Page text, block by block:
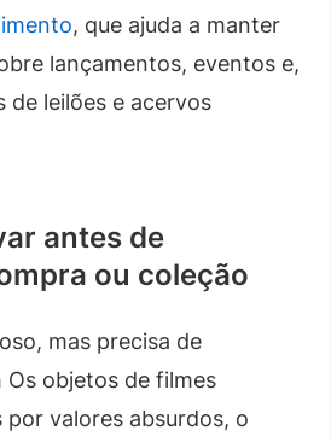
, que ajuda a manter
lançamentos, eventos e,
de leilões e acervos
antes de
ou coleção
mas precisa de
Os objetos de filmes
valores absurdos, o